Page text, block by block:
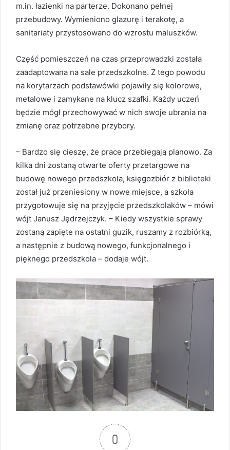
m.in. łazienki na parterze. Dokonano pełnej
przebudowy. Wymieniono glazurę i terakotę, a
sanitariaty przystosowano do wzrostu maluszków.
Część pomieszczeń na czas przeprowadzki została
zaadaptowana na sale przedszkolne. Z tego powodu
na korytarzach podstawówki pojawiły się kolorowe,
metalowe i zamykane na klucz szafki. Każdy uczeń
będzie mógł przechowywać w nich swoje ubrania na
zmianę oraz potrzebne przybory.
– Bardzo się cieszę, że prace przebiegają planowo. Za
kilka dni zostaną otwarte oferty przetargowe na
budowę nowego przedszkola, księgozbiór z biblioteki
został już przeniesiony w nowe miejsce, a szkoła
przygotowuje się na przyjęcie przedszkolaków – mówi
wójt Janusz Jędrzejczyk. – Kiedy wszystkie sprawy
zostaną zapięte na ostatni guzik, ruszamy z rozbiórką,
a następnie z budową nowego, funkcjonalnego i
pięknego przedszkola – dodaje wójt.
0